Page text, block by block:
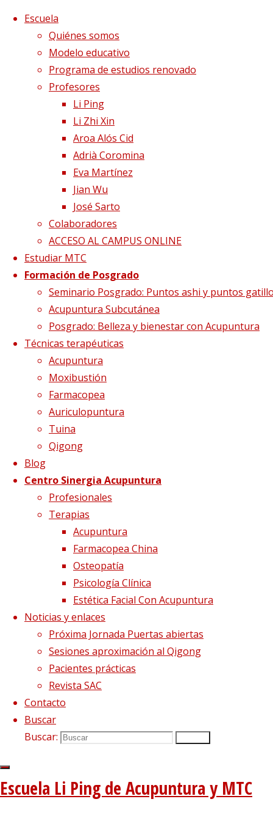
Saltar al contenido
Escuela
Quiénes somos
Modelo educativo
Programa de estudios renovado
Profesores
Li Ping
Li Zhi Xin
Aroa Alós Cid
Adrià Coromina
Eva Martínez
Jian Wu
José Sarto
Colaboradores
ACCESO AL CAMPUS ONLINE
Estudiar MTC
Formación de Posgrado
Seminario Posgrado: Puntos ashi y puntos
Acupuntura Subcutánea
Posgrado: Belleza y bienestar con Acupuntura
Técnicas terapéuticas
Acupuntura
Moxibustión
Farmacopea
Auriculopuntura
Tuina
Qigong
Blog
Centro Sinergia Acupuntura
Profesionales
Terapias
Acupuntura
Farmacopea China
Osteopatía
Psicología Clínica
Estética Facial Con Acupuntura
Noticias y enlaces
Próxima Jornada Puertas abiertas
Sesiones aproximación al Qigong
Pacientes prácticas
Revista SAC
Contacto
Buscar
Buscar:
Escuela Li Ping de Acupuntura y MTC
Página de InicioPublicaciones etiquetadas "ansiedad"
Etiqueta:ansiedad
Pasiones: la inquietud
15 abril, 2018
ansiedad ,inquietud,mtc
PASIONES: LA INQUIETUD En la cultura china,
las emociones o qing (情) son un don con el
que el cielo bendice al ser humano. Su
cometido es brindarnos la capacidad de
buscar o de rechazar, de amar o de huir, de
reaccionar y de comprender, y de
relacionarnos con el…
Leer más"Pasiones: la inquietud"
Síguenos en Twitter
Tweets sobre liping_mtc
Blog – Últimos artículos
Dietética, Nutrición y Medicina china22 febrero, 2023